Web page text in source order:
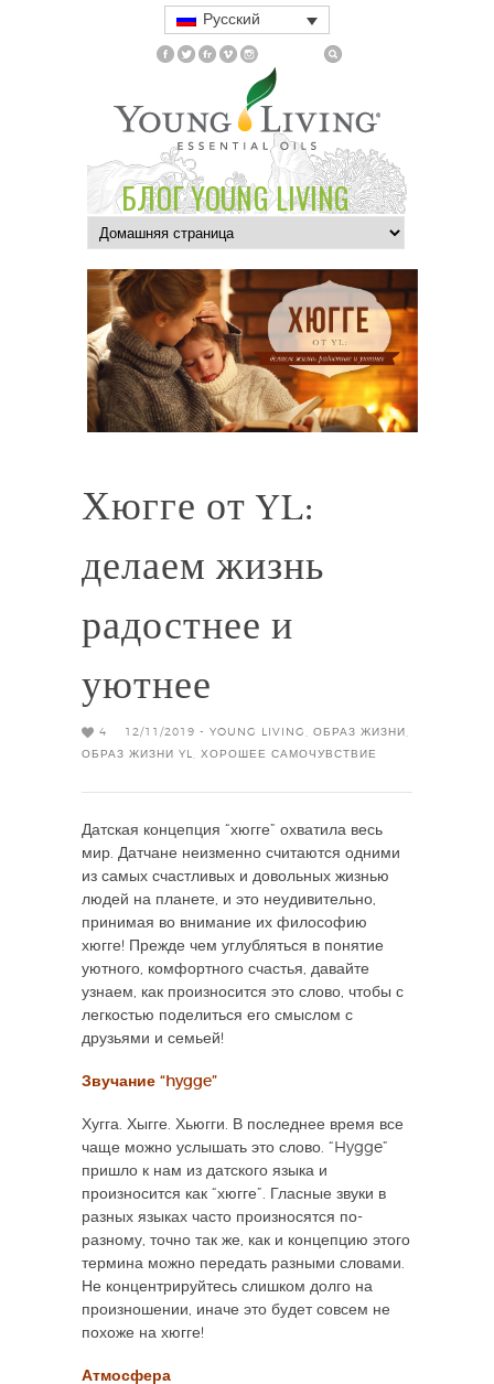
Русский
БЛОГ YOUNG LIVING
Хюгге от YL:
делаем жизнь
радостнее и
уютнее
4 12/11/2019 - YOUNG LIVING ОБРАЗ ЖИЗНИ
ОБРАЗ ЖИЗНИ YL
ХОРОШЕЕ САМОЧУВСТВИЕ
Датская концепция “хюгге” охватила весь
мир. Датчане неизменно считаются одними
из самых счастливых и довольных жизнью
людей на планете, и это неудивительно,
принимая во внимание их философию
хюгге! Прежде чем углубляться в понятие
уютного, комфортного счастья, давайте
узнаем, как произносится это слово, чтобы с
легкостью поделиться его смыслом с
друзьями и семьей!
Звучание “hygge”
Хугга. Хыгге. Хьюгги. В последнее время все
чаще можно услышать это слово. “Hygge”
пришло к нам из датского языка и
произносится как “хюгге”. Гласные звуки в
разных языках часто произносятся по-
разному, точно так же, как и концепцию этого
термина можно передать разными словами.
Не концентрируйтесь слишком долго на
произношении, иначе это будет совсем не
похоже на хюгге!
Атмосфера